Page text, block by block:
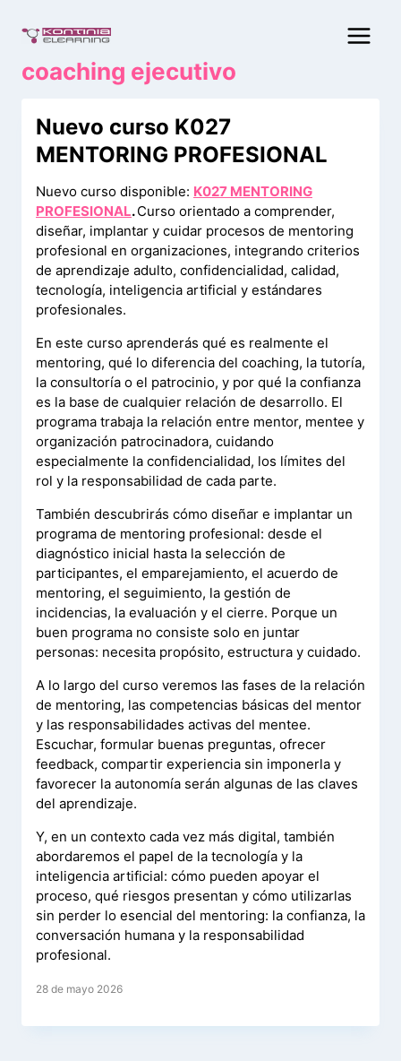
contenido
coaching ejecutivo
Nuevo curso K027
MENTORING PROFESIONAL
Nuevo curso disponible: K027 MENTORING
PROFESIONAL.Curso orientado a comprender,
diseñar, implantar y cuidar procesos de mentoring
profesional en organizaciones, integrando criterios
de aprendizaje adulto, confidencialidad, calidad,
tecnología, inteligencia artificial y estándares
profesionales.
En este curso aprenderás qué es realmente el
mentoring, qué lo diferencia del coaching, la tutoría,
la consultoría o el patrocinio, y por qué la confianza
es la base de cualquier relación de desarrollo. El
programa trabaja la relación entre mentor, mentee y
organización patrocinadora, cuidando
especialmente la confidencialidad, los límites del
rol y la responsabilidad de cada parte.
También descubrirás cómo diseñar e implantar un
programa de mentoring profesional: desde el
diagnóstico inicial hasta la selección de
participantes, el emparejamiento, el acuerdo de
mentoring, el seguimiento, la gestión de
incidencias, la evaluación y el cierre. Porque un
buen programa no consiste solo en juntar
personas: necesita propósito, estructura y cuidado.
A lo largo del curso veremos las fases de la relación
de mentoring, las competencias básicas del mentor
y las responsabilidades activas del mentee.
Escuchar, formular buenas preguntas, ofrecer
feedback, compartir experiencia sin imponerla y
favorecer la autonomía serán algunas de las claves
del aprendizaje.
Y, en un contexto cada vez más digital, también
abordaremos el papel de la tecnología y la
inteligencia artificial: cómo pueden apoyar el
proceso, qué riesgos presentan y cómo utilizarlas
sin perder lo esencial del mentoring: la confianza, la
conversación humana y la responsabilidad
profesional.
28 de mayo 2026